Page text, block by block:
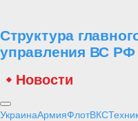
Структура
управления ВС РФ
Новости
УкраинаАрмияФлотВКС